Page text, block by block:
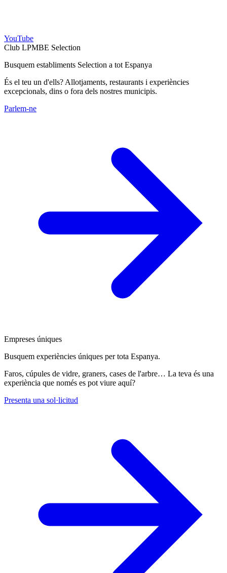
YouTube
Club LPMBE Selection
Busquem establiments Selection a tot Espanya
És el teu un d'ells? Allotjaments, restaurants i experiències
excepcionals, dins o fora dels nostres municipis.
Parlem-ne
Empreses úniques
Busquem experiències úniques per tota Espanya.
Faros, cúpules de vidre, graners, cases de l'arbre… La teva és una
experiència que només es pot viure aquí?
Presenta una sol·licitud